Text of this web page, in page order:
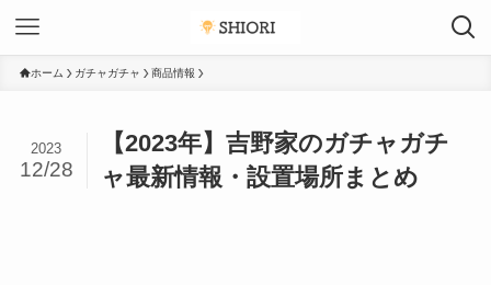
ホーム ガチャガチャ 商品情報
【2023年】吉野家のガチャガチ
ャ最新情報・設置場所まとめ
2023
12/28